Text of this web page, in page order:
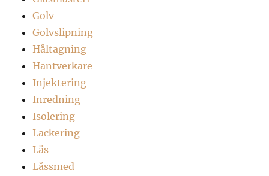
Golv
Golvslipning
Håltagning
Hantverkare
Injektering
Inredning
Isolering
Lackering
Lås
Låssmed